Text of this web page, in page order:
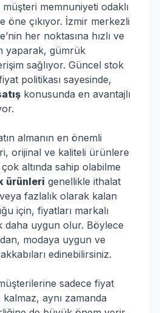
müşteri memnuniyeti odaklı
öne çıkıyor. İzmir merkezli
her noktasına hızlı ve
yaparak, gümrük
sağlıyor. Güncel stok
politikası sayesinde,
konusunda en avantajlı
almanın en önemli
orijinal ve kaliteli ürünlere
altında sahip olabilme
ürünleri genellikle ithalat
fazlalık olarak kalan
için, fiyatları markalı
uygun olur. Böylece
modaya uygun ve
edinebilirsiniz.
sadece fiyat
aynı zamanda